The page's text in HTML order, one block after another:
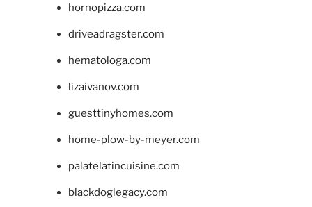
hornopizza.com
driveadragster.com
hematologa.com
lizaivanov.com
guesttinyhomes.com
home-plow-by-meyer.com
palatelatincuisine.com
blackdoglegacy.com